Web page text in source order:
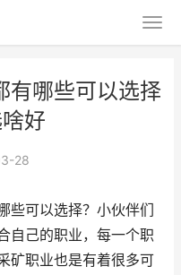
有哪些可以选择
好
28
些可以选择？小伙伴们
自己的职业，每一个职
矿职业也是有着很多可